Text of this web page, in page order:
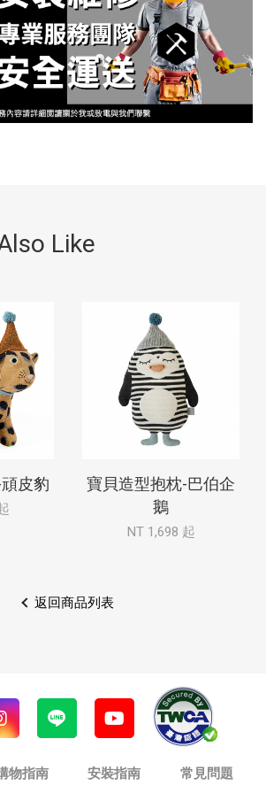
Like
皮豹
寶貝造型抱枕-巴伯企
鵝
NT 1,698 起
返回商品列表
物指南 安裝指南 常見問題